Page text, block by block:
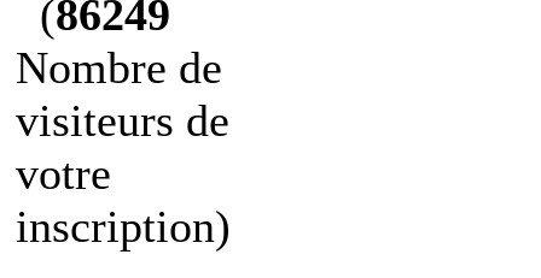
(86249
Nombre de
visiteurs de
votre
inscription)